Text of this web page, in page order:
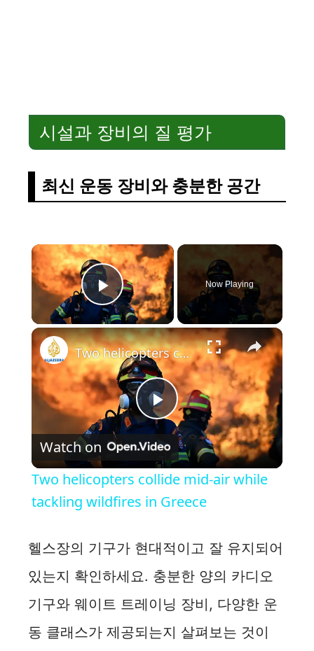
시설과 장비의 질 평가
최신 운동 장비와 충분한 공간
×
Play Video
Now Playing
×
P
l
a
y
V
i
Two helicopters collide mid-air while tackling wildfires in Greece
Watch on
Two helicopters collide mid-air while
tackling wildfires in Greece
헬스장의 기구가 현대적이고 잘 유지되어
있는지 확인하세요. 충분한 양의 카디오
기구와 웨이트 트레이닝 장비, 다양한 운
동 클래스가 제공되는지 살펴보는 것이